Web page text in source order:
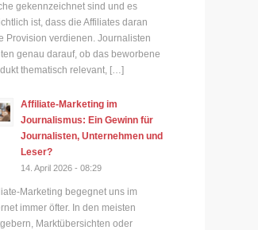
gekennzeichnet sind und es
ist, dass die Affiliates daran
Provision verdienen. Journalisten
genau darauf, ob das beworbene
thematisch relevant, […]
Affiliate-Marketing im
Journalismus: Ein Gewinn für
Journalisten, Unternehmen und
Leser?
14. April 2026 - 08:29
Marketing begegnet uns im
immer öfter. In den meisten
Marktübersichten oder